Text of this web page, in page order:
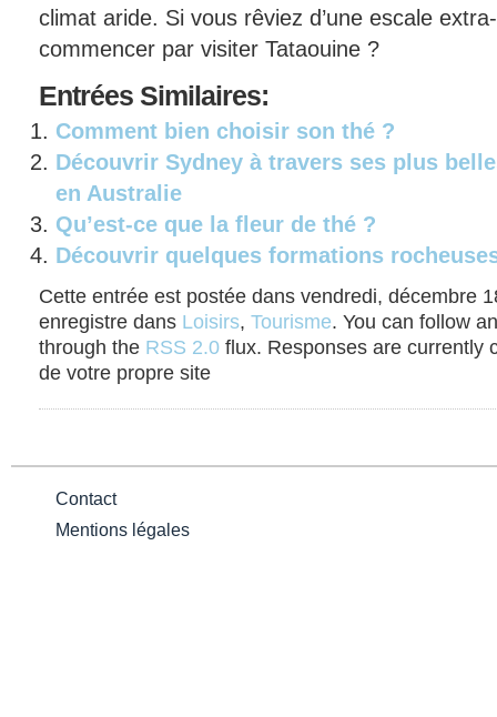
climat aride. Si vous rêviez d’une escale
commencer par visiter Tataouine ?
Entrées Similaires:
Comment bien choisir son thé ?
Découvrir Sydney à travers ses plus
en Australie
Qu’est-ce que la fleur de thé ?
Découvrir quelques formations
Cette entrée est postée dans vendredi, décembre
enregistre dans Loisirs, Tourisme. You can follow
through the RSS 2.0 flux. Responses are currently
de votre propre site
Contact
Mentions légales